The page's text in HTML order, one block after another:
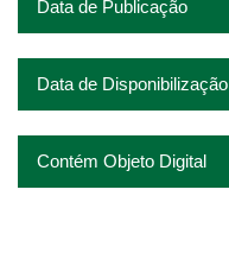
Data de Publicação
Data de Disponibilização
Contém Objeto Digital